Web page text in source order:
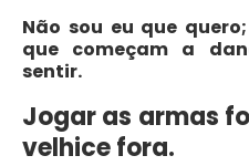
Não sou eu que
que começam a
sentir.
Jogar as armas
velhice fora.